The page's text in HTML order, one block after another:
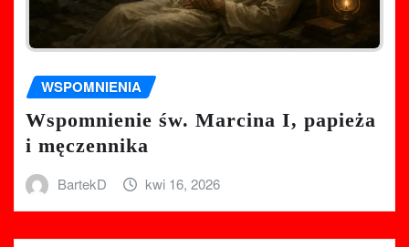
WSPOMNIENIA
Wspomnienie św. Marcina I, papieża
i męczennika
BartekD kwi 16, 2026